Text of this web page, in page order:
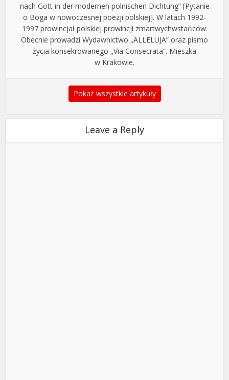
nach Gott in der modernen polnischen Dichtung” [Pytanie
o Boga w nowoczesnej poezji polskiej]. W latach 1992-
1997 prowincjał polskiej prowincji zmartwychwstańców.
Obecnie prowadzi Wydawnictwo „ALLELUJA” oraz pismo
życia konsekrowanego „Via Consecrata”. Mieszka
w Krakowie.
Pokaż wszystkie artykuły
Leave a Reply